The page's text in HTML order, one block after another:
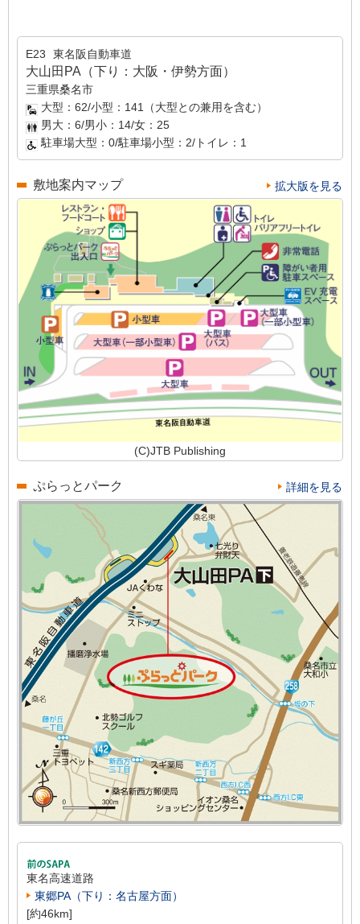
E23 東名阪自動車道
大山田PA（下り：大阪・伊勢方面）
三重県桑名市
大型：62/小型：141（大型との兼用を含む）
男大：6/男小：14/女：25
駐車場大型：0/駐車場小型：2/トイレ：1
敷地案内マップ 拡大版を見る
(C)JTB Publishing
ぷらっとパーク 詳細を見る
東名高速道路
東郷PA（下り：名古屋方面）
[約46km]